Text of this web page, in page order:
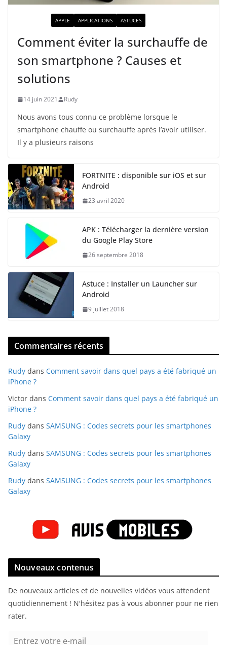
APPLE APPLICATIONS ASTUCES
Comment éviter la surchauffe de
son smartphone ? Causes et
solutions
14 juin 2021 Rudy
Nous avons tous connu ce problème lorsque le
smartphone chauffe ou surchauffe après l’avoir utiliser.
Il y a plusieurs raisons
FORTNITE : disponible sur iOS et sur
Android
23 avril 2020
APK : Télécharger la dernière version
du Google Play Store
26 septembre 2018
Astuce : Installer un Launcher sur
Android
9 juillet 2018
Commentaires récents
Rudy dans Comment savoir dans quel pays a été fabriqué un
iPhone ?
Victor dans Comment savoir dans quel pays a été fabriqué un
iPhone ?
Rudy dans SAMSUNG : Codes secrets pour les smartphones
Galaxy
Rudy dans SAMSUNG : Codes secrets pour les smartphones
Galaxy
Rudy dans SAMSUNG : Codes secrets pour les smartphones
Galaxy
Nouveaux contenus
De nouveaux articles et de nouvelles vidéos vous attendent
quotidiennement ! N'hésitez pas à vous abonner pour ne rien
rater.